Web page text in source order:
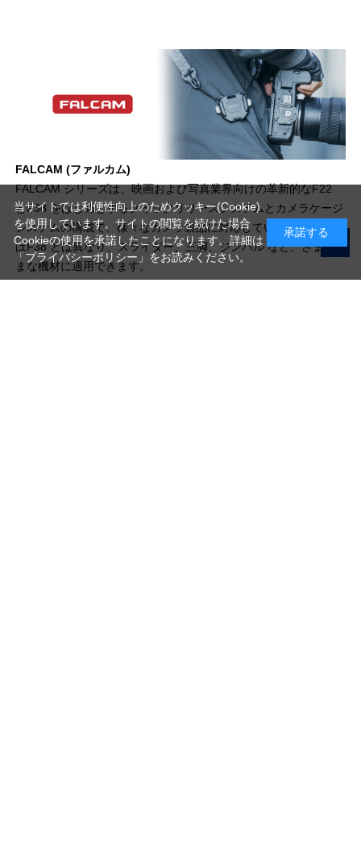
FALCAM (ファルカム)
FALCAM シリーズは、映画および写真業界向けの革新的なF22
とF38 をはじめとするクイックリリースシステムとカメラケージ
システムの構成で、様々なカメラ製品に対応していますが、F50
はF38 とは異なり、スライダー、三脚、ジンバル など、さまざ
まな機材に適用できます。
当サイトでは利便性向上のためクッキー(Cookie)
を使用しています。サイトの閲覧を続けた場合
Cookieの使用を承諾したことになります。詳細は
「プライバシーポリシー」 をお読みください。
承諾する